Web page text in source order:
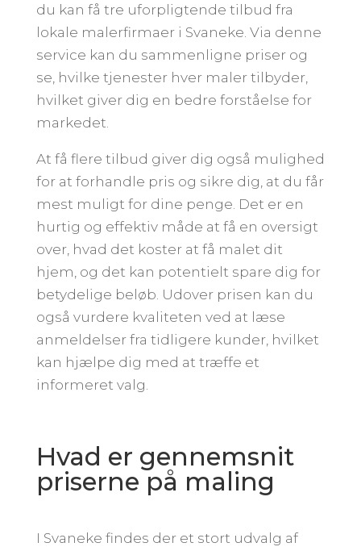
du kan få tre uforpligtende tilbud fra
lokale malerfirmaer i Svaneke. Via denne
service kan du sammenligne priser og
se, hvilke tjenester hver maler tilbyder,
hvilket giver dig en bedre forståelse for
markedet.
At få flere tilbud giver dig også mulighed
for at forhandle pris og sikre dig, at du får
mest muligt for dine penge. Det er en
hurtig og effektiv måde at få en oversigt
over, hvad det koster at få malet dit
hjem, og det kan potentielt spare dig for
betydelige beløb. Udover prisen kan du
også vurdere kvaliteten ved at læse
anmeldelser fra tidligere kunder, hvilket
kan hjælpe dig med at træffe et
informeret valg.
Hvad er gennemsnit
priserne på maling
I Svaneke findes der et stort udvalg af